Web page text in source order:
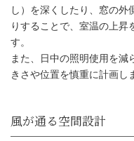
し）を深くしたり、窓の外
りすることで、室温の上昇
す。
また、日中の照明使用を
きさや位置を慎重に計画し